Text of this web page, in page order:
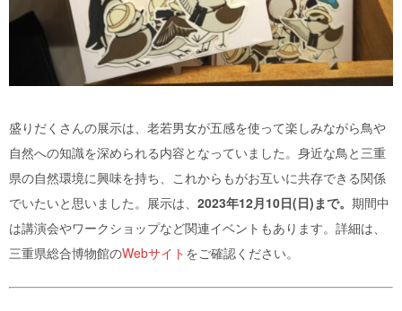
盛りだくさんの展示は、老若男女が五感を使って楽しみながら鳥や
自然への知識を深められる内容となっていました。身近な鳥と三重
県の自然環境に興味を持ち、これからもがお互いに共存できる関係
でいたいと思いました。展示は、 2023年12月10日(日)まで。 期間中
は講演会やワークショップなど関連イベントもあります。詳細は、
三重県総合博物館のWebサイト をご確認ください。